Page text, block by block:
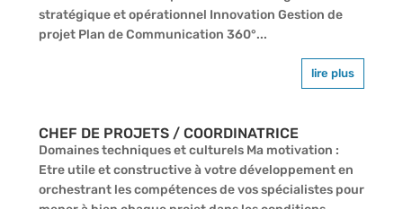
stratégique et opérationnel Innovation Gestion de
projet Plan de Communication 360°...
lire plus
CHEF DE PROJETS / COORDINATRICE
Domaines techniques et culturels Ma motivation :
Etre utile et constructive à votre développement en
orchestrant les compétences de vos spécialistes pour